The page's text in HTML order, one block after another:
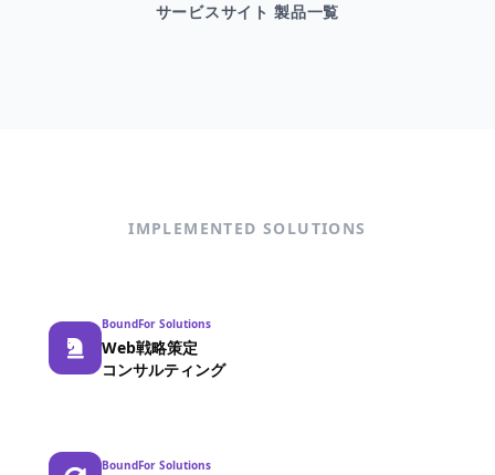
サービスサイト 製品一覧
IMPLEMENTED SOLUTIONS
BoundFor Solutions
Web戦略策定
コンサルティング
BoundFor Solutions